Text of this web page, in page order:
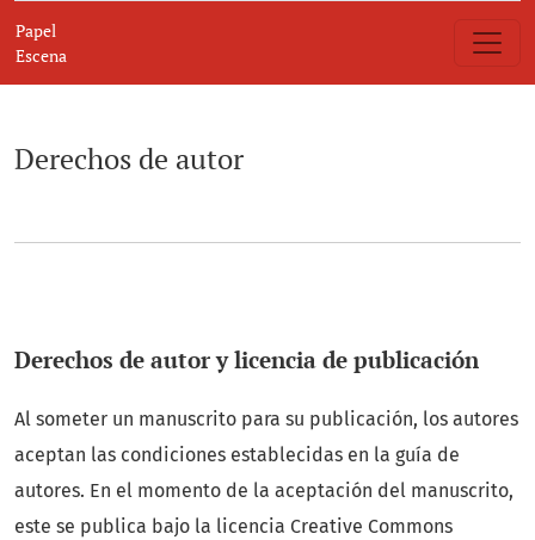
Derechos de autor
Papel
Escena
Derechos de autor
Derechos de autor y licencia de publicación
Al someter un manuscrito para su publicación, los autores
aceptan las condiciones establecidas en la guía de
autores. En el momento de la aceptación del manuscrito,
este se publica bajo la licencia Creative Commons